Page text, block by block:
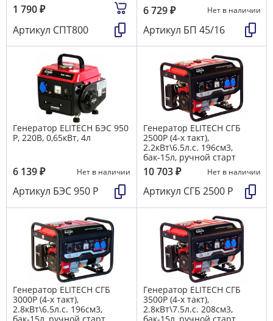
1 790₽
Артикул СПТ800
6 729₽ Нет в наличии
Артикул БП 45/16
Генератор ELITECH БЭС 950
Р, 220В, 0,65кВт, 4л
6 139₽ Нет в наличии
Артикул БЭС 950 Р
Генератор ELITECH СГБ
2500Р (4-х такт),
2.2кВт\6.5л.с. 196см3,
бак-15л, ручной старт
10 703₽ Нет в наличии
Артикул СГБ 2500 Р
Генератор ELITECH СГБ
3000Р (4-х такт),
2.8кВт\6.5л.с. 196см3,
Генератор ELITECH СГБ
3500Р (4-х такт),
2.8кВт\7.5л.с. 208см3,